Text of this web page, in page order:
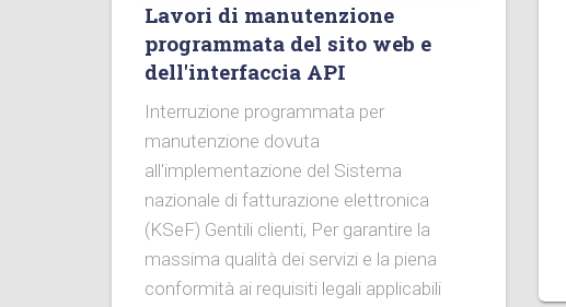
Lavori di manutenzione
programmata del sito web e
dell'interfaccia API
Interruzione programmata per
manutenzione dovuta
all'implementazione del Sistema
nazionale di fatturazione elettronica
(KSeF) Gentili clienti, Per garantire la
massima qualità dei servizi e la piena
conformità ai requisiti legali applicabili